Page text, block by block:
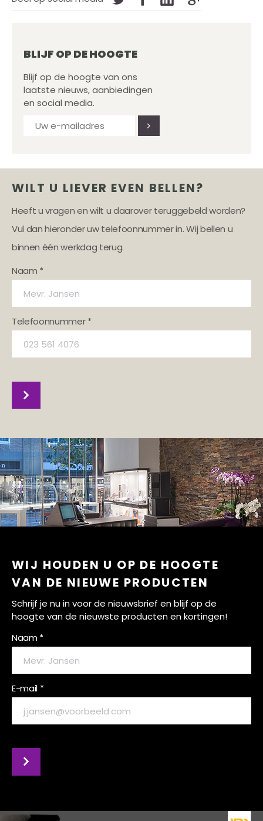
BLIJF OP DE HOOGTE
Blijf op de hoogte van ons
laatste nieuws, aanbiedingen
en social media.
WILT U LIEVER EVEN BELLEN?
Heeft u vragen en wilt u daarover teruggebeld worden?
Vul dan hieronder uw telefoonnummer in. Wij bellen u
binnen één werkdag terug.
Naam *
Telefoonnummer *
WIJ HOUDEN U OP DE HOOGTE
VAN DE NIEUWE PRODUCTEN
Schrijf je nu in voor de nieuwsbrief en blijf op de
hoogte van de nieuwste producten en kortingen!
Naam *
E-mail *